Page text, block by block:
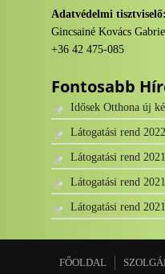
Adatvédelmi tisztviselő:
Gincsainé Kovács
+36 42 475-085
Fontosabb
Idősek Otthona új
Látogatási rend
Látogatási rend
Látogatási rend
Látogatási rend
FŐOLDAL